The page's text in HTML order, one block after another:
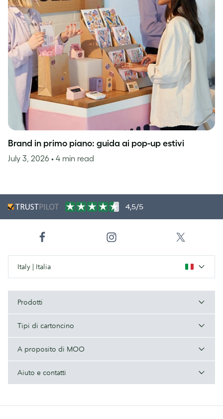
Brand in primo piano: guida ai pop-up estivi
July 3, 2026 • 4 min read
4,5/5
Italy | Italia
Prodotti
Tipi di cartoncino
A proposito di MOO
Aiuto e contatti